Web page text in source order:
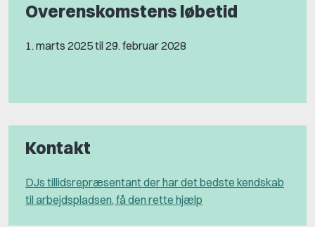
Overenskomstens løbetid
1. marts 2025 til 29. februar 2028
Kontakt
DJs tillidsrepræsentant der har det bedste kendskab
til arbejdspladsen, få den rette hjælp